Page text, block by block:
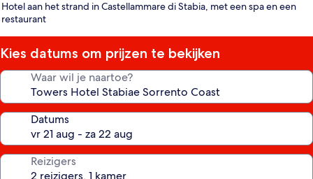
sterrenaccommodatie
Hotel aan het strand in Castellammare di Stabia, met een spa en een
restaurant
Kies datums om prijzen te bekijken
Waar wil je naartoe?
Datums
Reizigers